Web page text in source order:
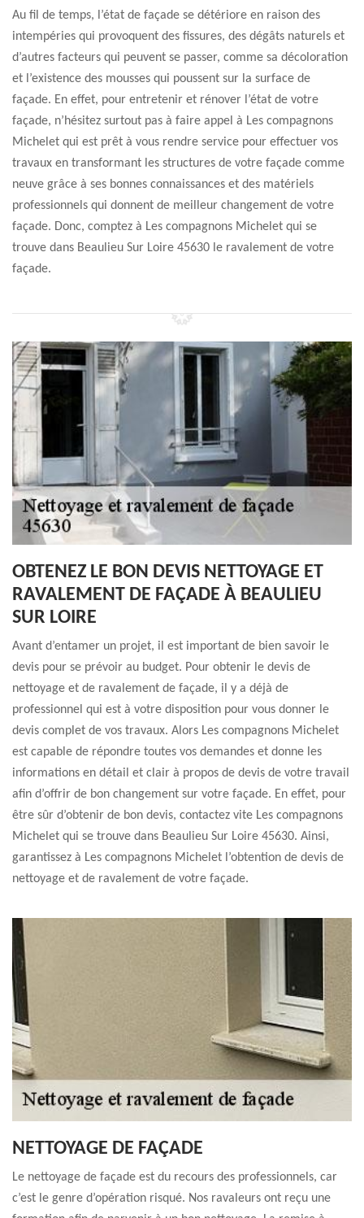
Au fil de temps, l’état de façade se détériore en raison des
intempéries qui provoquent des fissures, des dégâts naturels et
d’autres facteurs qui peuvent se passer, comme sa décoloration
et l’existence des mousses qui poussent sur la surface de
façade. En effet, pour entretenir et rénover l’état de votre
façade, n’hésitez surtout pas à faire appel à Les compagnons
Michelet qui est prêt à vous rendre service pour effectuer vos
travaux en transformant les structures de votre façade comme
neuve grâce à ses bonnes connaissances et des matériels
professionnels qui donnent de meilleur changement de votre
façade. Donc, comptez à Les compagnons Michelet qui se
trouve dans Beaulieu Sur Loire 45630 le ravalement de votre
façade.
OBTENEZ LE BON DEVIS NETTOYAGE ET
RAVALEMENT DE FAÇADE À BEAULIEU
SUR LOIRE
Avant d’entamer un projet, il est important de bien savoir le
devis pour se prévoir au budget. Pour obtenir le devis de
nettoyage et de ravalement de façade, il y a déjà de
professionnel qui est à votre disposition pour vous donner le
devis complet de vos travaux. Alors Les compagnons Michelet
est capable de répondre toutes vos demandes et donne les
informations en détail et clair à propos de devis de votre travail
afin d’offrir de bon changement sur votre façade. En effet, pour
être sûr d’obtenir de bon devis, contactez vite Les compagnons
Michelet qui se trouve dans Beaulieu Sur Loire 45630. Ainsi,
garantissez à Les compagnons Michelet l’obtention de devis de
nettoyage et de ravalement de votre façade.
NETTOYAGE DE FAÇADE
Le nettoyage de façade est du recours des professionnels, car
c’est le genre d’opération risqué. Nos ravaleurs ont reçu une